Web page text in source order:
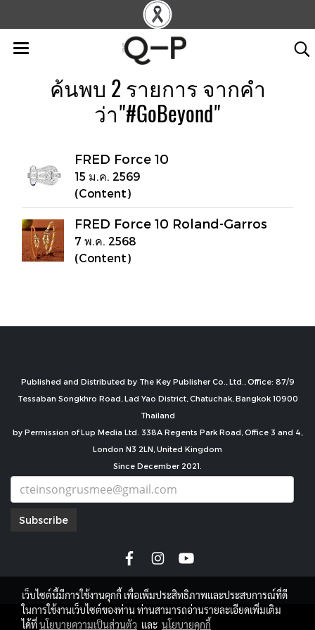
ค้นพบ 2 รายการ จากคำ
ว่า"#GoBeyond"
FRED Force 10
15 ม.ค. 2569
(Content)
FRED Force 10 Roland-Garros
7 พ.ค. 2568
(Content)
Published and Distributed by The Key Publisher Co., Ltd., Office: 87/9
Tessaban Songkhro Road, Lad Yao District, Chatuchak, Bangkok 10900
Thailand
by Permission of Lup Media Ltd. 338A Regents Park Road, Office 3 and 4,
London N3 2LN, United Kingdom
Since December 2021.
Subscribe
copyright by
เว็บไซต์นี้มีการใช้งานคุกกี้ เพื่อเพิ่มประสิทธิภาพและประสบการณ์ที่ดี
ในการใช้งานเว็บไซต์ของท่าน ท่านสามารถอ่านรายละเอียดเพิ่มเติม
ได้ที่นโยบายความเป็นส่วนตัว และ นโยบายคุกกี้